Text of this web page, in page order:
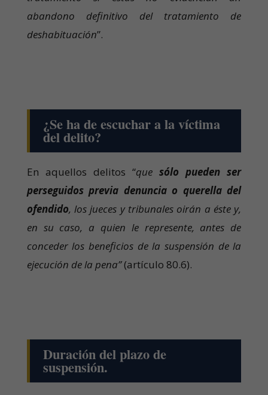
abandono definitivo del tratamiento de
deshabituación”.
¿Se ha de escuchar a la víctima
del delito?
En aquellos delitos “quesólo pueden ser
perseguidos previa denuncia o querella del
ofendido, los jueces y tribunales oirán a éste y,
en su caso, a quien le represente, antes de
conceder los beneficios de la suspensión de la
ejecución de la pena”(artículo 80.6).
Duración del plazo de
suspensión.